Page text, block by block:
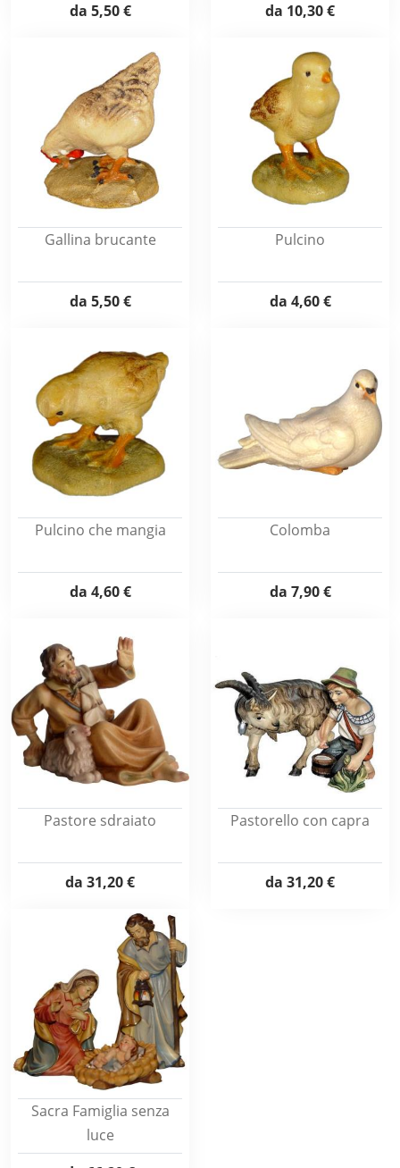
da 5,50 € da 10,30 €
Gallina brucante
da 5,50 €
Pulcino
da 4,60 €
Pulcino che mangia
da 4,60 €
Colomba
da 7,90 €
Pastore sdraiato
da 31,20 €
Pastorello con capra
da 31,20 €
Sacra Famiglia senza
luce